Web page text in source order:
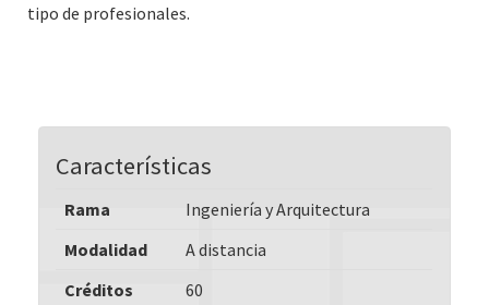
tipo de profesionales.
Características
Rama
Ingeniería y Arquitectura
Modalidad
A distancia
Créditos
60